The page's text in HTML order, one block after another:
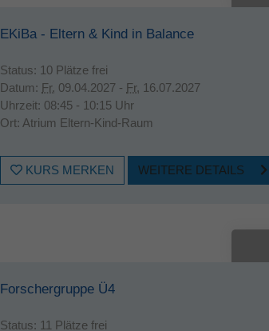
EKiBa - Eltern & Kind in Balance
Status: 10 Plätze frei
Datum: Fr. 09.04.2027 - Fr. 16.07.2027
Uhrzeit: 08:45 - 10:15 Uhr
Ort: Atrium Eltern-Kind-Raum
KURS MERKEN WEITERE DETAILS
Forschergruppe Ü4
Status: 11 Plätze frei